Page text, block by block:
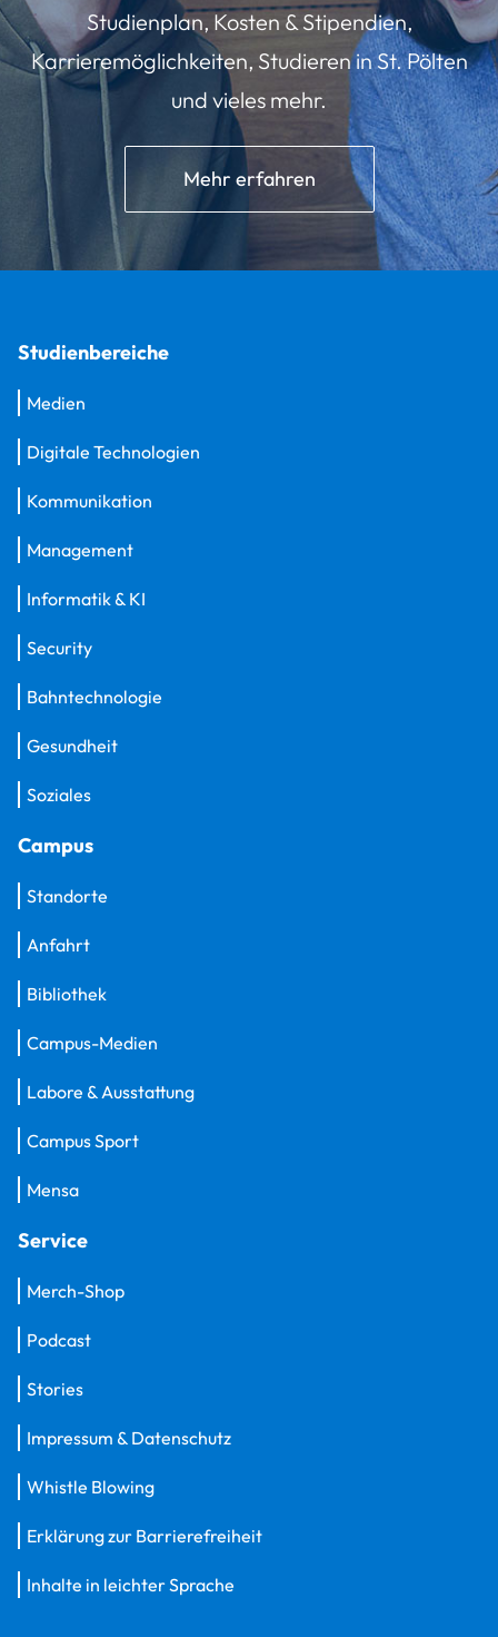
Studienplan, Kosten & Stipendien,
Karrieremöglichkeiten, Studieren in St. Pölten
und vieles mehr.
Mehr erfahren
Studienbereiche
Medien
Digitale Technologien
Kommunikation
Management
Informatik & KI
Security
Bahntechnologie
Gesundheit
Soziales
Campus
Standorte
Anfahrt
Bibliothek
Campus-Medien
Labore & Ausstattung
Campus Sport
Mensa
Service
Merch-Shop
Podcast
Stories
Impressum & Datenschutz
Whistle Blowing
Erklärung zur Barrierefreiheit
Inhalte in leichter Sprache